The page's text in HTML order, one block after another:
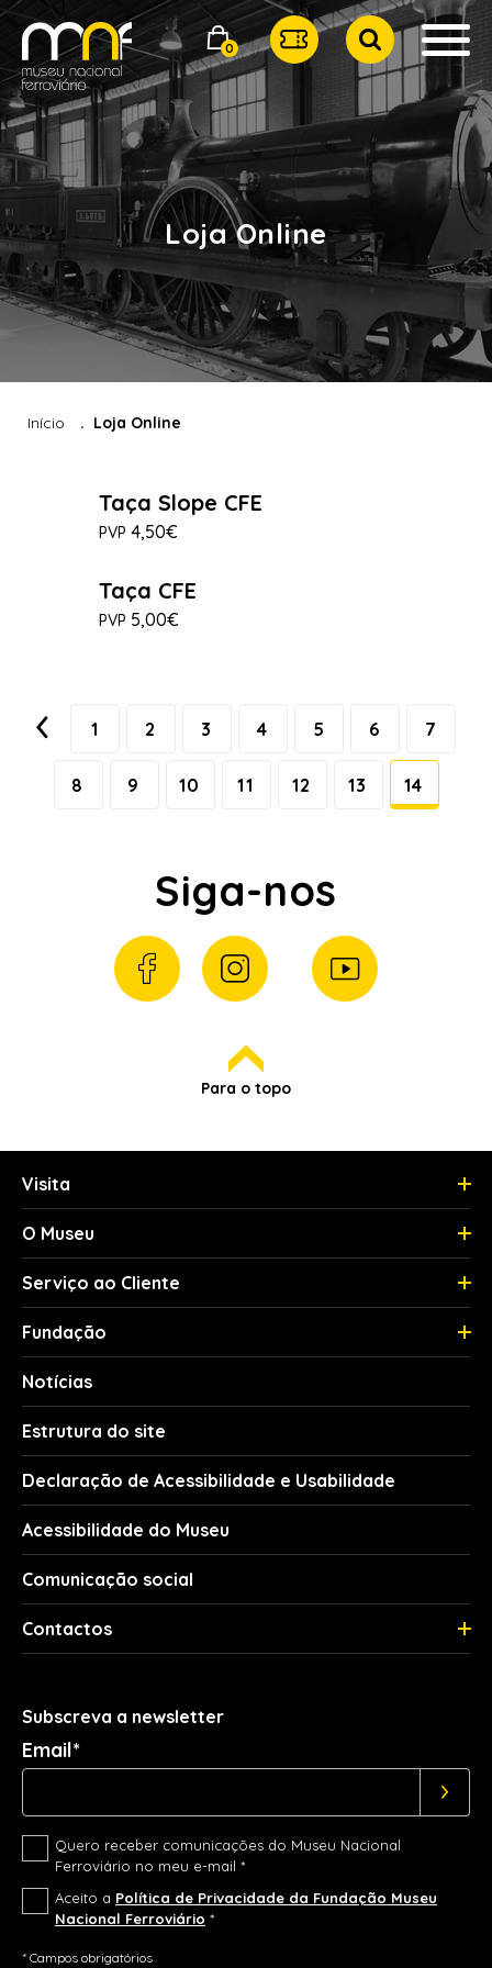
0
Loja Online
Início Loja Online
Taça Slope CFE
PVP 4,50€
Taça CFE
PVP 5,00€
1 2 3 4 5 6 7
8 9 10 11 12 13 14
Siga-nos
Para o topo
Visita
O Museu
Serviço ao Cliente
Fundação
Notícias
Estrutura do site
Declaração de Acessibilidade e Usabilidade
Acessibilidade do Museu
Comunicação social
Contactos
Subscreva a newsletter
Email*
Quero receber comunicações do Museu Nacional
Ferroviário no meu e-mail *
Aceito a Política de Privacidade da Fundação Museu
Nacional Ferroviário *
* Campos obrigatórios